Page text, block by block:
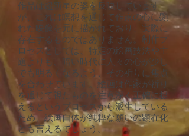
作品は超新星の姿を反映しています
が、これは瞑想を通じて作家の心に顕
れた映像を元に描かれており、実際に
存在するものではありません。制作プ
ロセスとしては、特定の絵画技法や主
題よりも、暗い時代に人々の心が少し
でも明るくなるよう、その祈りに焦点
を合わせています。絵画は作家が祈り
を通じて視たものを注意深く正確に捉
えるというプロセスから派生している
ため、絵画自体が純粋な願いの顕在化
とも言えるでしょう。